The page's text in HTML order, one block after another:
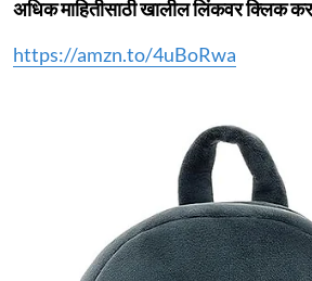
अधिक माहितीसाठी खालील लिंकवर क्लिक
https://amzn.to/4uBoRwa